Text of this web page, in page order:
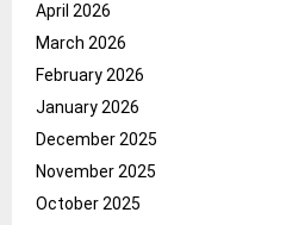
April 2026
March 2026
February 2026
January 2026
December 2025
November 2025
October 2025